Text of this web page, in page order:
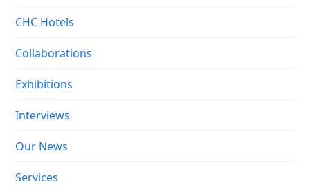
CHC Hotels
Collaborations
Exhibitions
Interviews
Our News
Services